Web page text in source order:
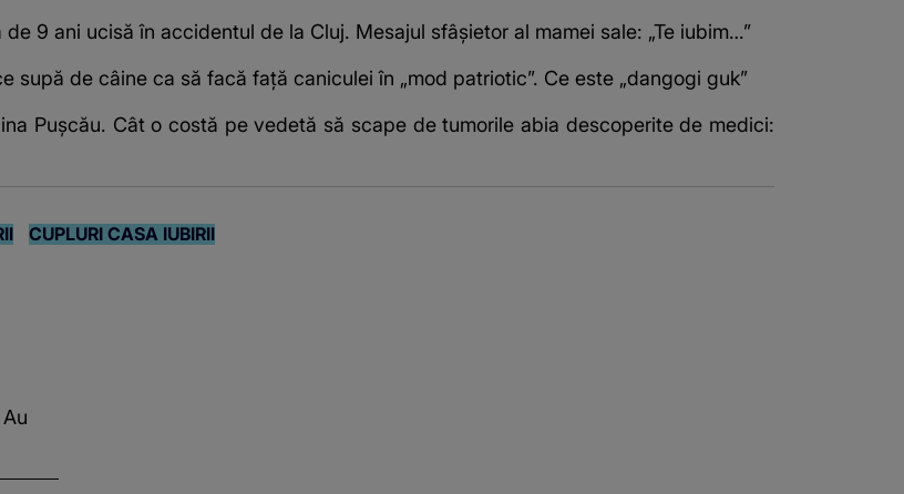
9 ani ucisă în accidentul de la Cluj. Mesajul sfâșietor al mamei sale: „Te iubim…”
supă de câine ca să facă față caniculei în „mod patriotic”. Ce este „dangogi guk”
Pușcău. Cât o costă pe vedetă să scape de tumorile abia descoperite de medici:
CUPLURI CASA IUBIRII